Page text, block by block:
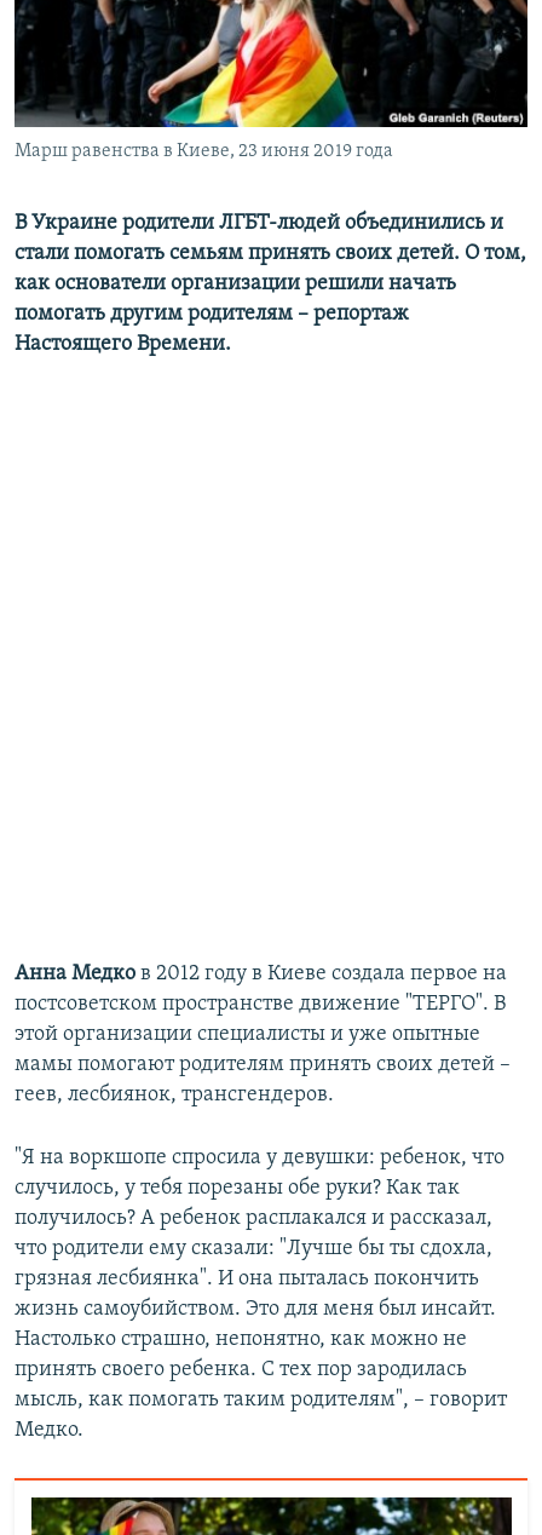
ПОБЕДИТЕЛЕЙ НЕ СУДЯТ?
КРЫМ.НЕПОКОРЕННЫЙ
ELIFBE
УКРАИНСКАЯ ПРОБЛЕМА КРЫМА
ПРИСОЕДИНЯЙТЕСЬ!
Марш равенства в Киеве, 23 июня 2019 года
В Украине родители ЛГБТ-людей объединились и
стали помогать семьям принять своих детей. О том,
как основатели организации решили начать
помогать другим родителям – репортаж
Настоящего Времени.
Анна Медко в 2012 году в Киеве создала первое на
постсоветском пространстве движение "ТЕРГО". В
этой организации специалисты и уже опытные
мамы помогают родителям принять своих детей –
геев, лесбиянок, трансгендеров.
"Я на воркшопе спросила у девушки: ребенок, что
случилось, у тебя порезаны обе руки? Как так
получилось? А ребенок расплакался и рассказал,
что родители ему сказали: "Лучше бы ты сдохла,
грязная лесбиянка". И она пыталась покончить
жизнь самоубийством. Это для меня был инсайт.
Настолько страшно, непонятно, как можно не
принять своего ребенка. С тех пор зародилась
мысль, как помогать таким родителям", – говорит
Медко.